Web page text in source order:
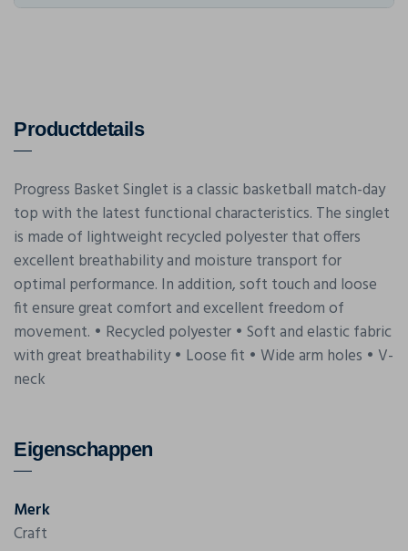
Productdetails
Progress Basket Singlet is a classic basketball match-day
top with the latest functional characteristics. The singlet
is made of lightweight recycled polyester that offers
excellent breathability and moisture transport for
optimal performance. In addition, soft touch and loose
fit ensure great comfort and excellent freedom of
movement. • Recycled polyester • Soft and elastic fabric
with great breathability • Loose fit • Wide arm holes • V-
neck
Eigenschappen
Merk
Craft